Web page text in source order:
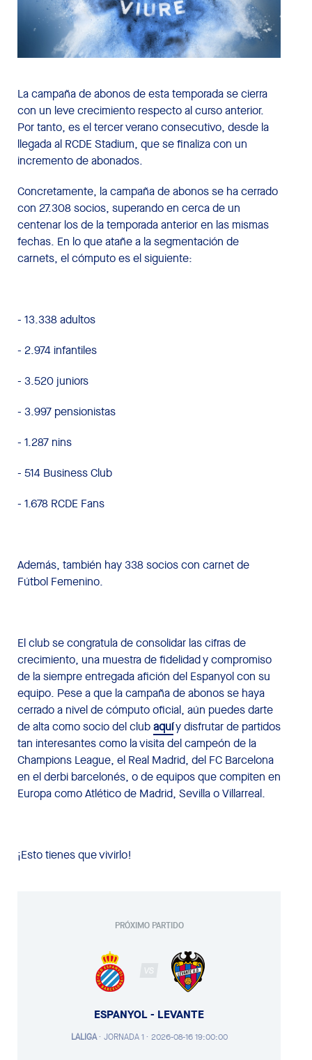
La campaña de abonos de esta temporada se cierra
con un leve crecimiento respecto al curso anterior.
Por tanto, es el tercer verano consecutivo, desde la
llegada al RCDE Stadium, que se finaliza con un
incremento de abonados.
Concretamente, la campaña de abonos se ha cerrado
con 27.308 socios, superando en cerca de un
centenar los de la temporada anterior en las mismas
fechas. En lo que atañe a la segmentación de
carnets, el cómputo es el siguiente:
- 13.338 adultos
- 2.974 infantiles
- 3.520 juniors
- 3.997 pensionistas
- 1.287 nins
- 514 Business Club
- 1.678 RCDE Fans
Además, también hay 338 socios con carnet de
Fútbol Femenino.
El club se congratula de consolidar las cifras de
crecimiento, una muestra de fidelidad y compromiso
de la siempre entregada afición del Espanyol con su
equipo. Pese a que la campaña de abonos se haya
cerrado a nivel de cómputo oficial, aún puedes darte
de alta como socio del clubaquíy disfrutar de partidos
tan interesantes como la visita del campeón de la
Champions League, el Real Madrid, del FC Barcelona
en el derbi barcelonés, o de equipos que compiten en
Europa como Atlético de Madrid, Sevilla o Villarreal.
¡Esto tienes que vivirlo!
PRÓXIMO PARTIDO
VS
ESPANYOL - LEVANTE
LALIGA· JORNADA 1 · 2026-08-16 19:00:00